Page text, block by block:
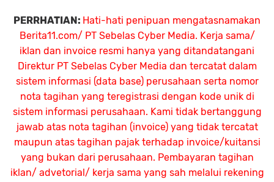
PERRHATIAN: Hati-hati penipuan mengatasnamakan
Berita11.com/ PT Sebelas Cyber Media. Kerja sama/
iklan dan invoice resmi hanya yang ditandatangani
Direktur PT Sebelas Cyber Media dan tercatat dalam
sistem informasi (data base) perusahaan serta nomor
nota tagihan yang teregistrasi dengan kode unik di
sistem informasi perusahaan. Kami tidak bertanggung
jawab atas nota tagihan (invoice) yang tidak tercatat
maupun atas tagihan pajak terhadap invoice/kuitansi
yang bukan dari perusahaan. Pembayaran tagihan
iklan/ advetorial/ kerja sama yang sah melalui rekening